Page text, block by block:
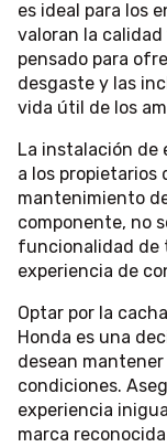
es ideal para los
valoran la
pensado para
desgaste y las
vida útil de los
La instalación de
a los propietarios
mantenimiento
componente, no
funcionalidad de
experiencia de
Optar por la
Honda es una
desean
condiciones.
experiencia
marca